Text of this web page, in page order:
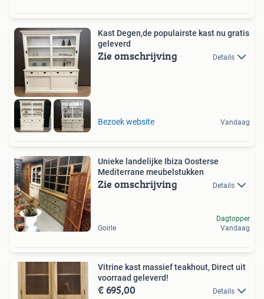
Kast Degen,de populairste kast nu gratis
geleverd
Zie omschrijving Details
Bezoek website Vandaag
Unieke landelijke Ibiza Oosterse
Mediterrane meubelstukken
Zie omschrijving Details
Goirle
Dagtopper
Vandaag
Vitrine kast massief teakhout, Direct uit
voorraad geleverd!
€ 695,00 Details